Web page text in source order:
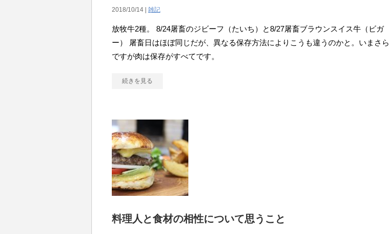
2018/10/14 | 雑記
放牧牛2種。 8/24屠畜のジビーフ（たいち）と8/27屠畜ブラウンスイス牛（ビガ
ー） 屠畜日はほぼ同じだが、異なる保存方法によりこうも違うのかと。いまさら
ですが肉は保存がすべてです。
続きを見る
料理人と食材の相性について思うこと